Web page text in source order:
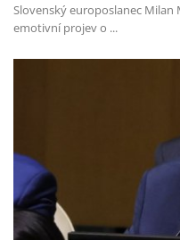
Slovenský europoslanec Milan
emotivní projev o ...